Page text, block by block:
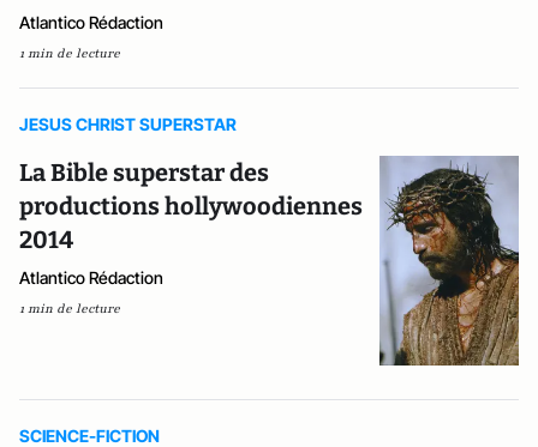
Atlantico Rédaction
1 min de lecture
JESUS CHRIST SUPERSTAR
La Bible superstar des
productions hollywoodiennes
2014
Atlantico Rédaction
1 min de lecture
SCIENCE-FICTION